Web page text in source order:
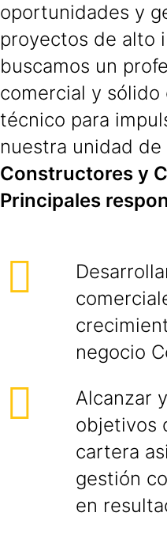
oportunidades y
proyectos de alto
buscamos un
comercial y
técnico para
nuestra unidad
Constructores y
Principales
negocio
Alcanzar
objetivos
cartera
gestión
en